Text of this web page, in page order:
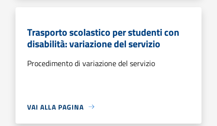
Trasporto scolastico per studenti con
disabilità: variazione del servizio
Procedimento di variazione del servizio
VAI ALLA PAGINA